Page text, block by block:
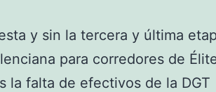
y sin la tercera y última
para corredores de
la falta de efectivos de la DGT